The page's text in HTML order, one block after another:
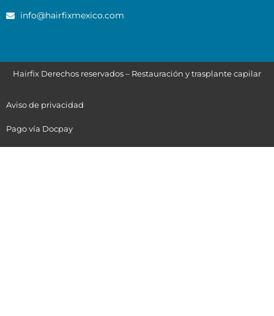
info@hairfixmexico.com
Hairfix Derechos reservados – Restauración y trasplante capilar
Aviso de privacidad
Pago vía Docpay